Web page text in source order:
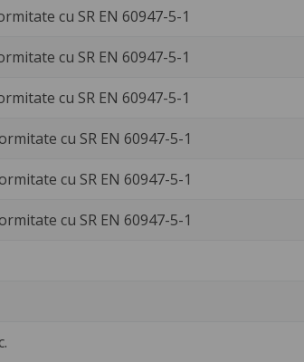
cu SR EN 60947-5-1
cu SR EN 60947-5-1
cu SR EN 60947-5-1
cu SR EN 60947-5-1
cu SR EN 60947-5-1
cu SR EN 60947-5-1